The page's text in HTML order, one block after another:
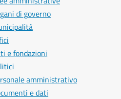
di governo
e fondazioni
amministrativo
e dati